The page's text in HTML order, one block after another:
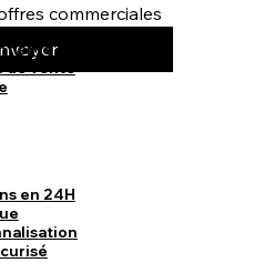
commerciales
vente
en 24H